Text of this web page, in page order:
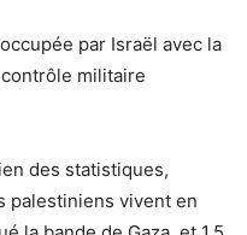
par Israël avec la
militaire
des statistiques,
palestiniens vivent en